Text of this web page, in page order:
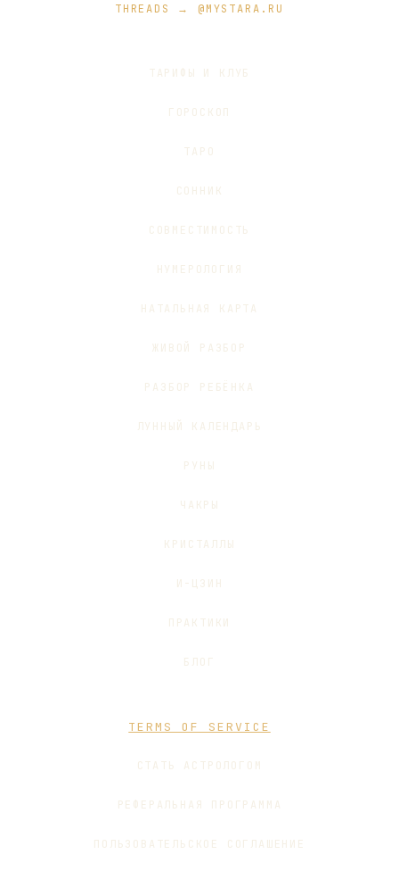
THREADS → @MYSTARA.RU
ТАРИФЫ И КЛУБ
ГОРОСКОП
ТАРО
СОННИК
СОВМЕСТИМОСТЬ
НУМЕРОЛОГИЯ
НАТАЛЬНАЯ КАРТА
ЖИВОЙ РАЗБОР
РАЗБОР РЕБЁНКА
ЛУННЫЙ КАЛЕНДАРЬ
РУНЫ
ЧАКРЫ
КРИСТАЛЛЫ
И-ЦЗИН
ПРАКТИКИ
БЛОГ
TERMS OF SERVICE
СТАТЬ АСТРОЛОГОМ
РЕФЕРАЛЬНАЯ ПРОГРАММА
ПОЛЬЗОВАТЕЛЬСКОЕ СОГЛАШЕНИЕ